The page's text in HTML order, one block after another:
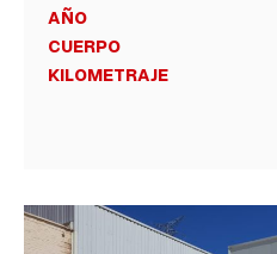
AÑO
CUERPO
KILOMETRAJE